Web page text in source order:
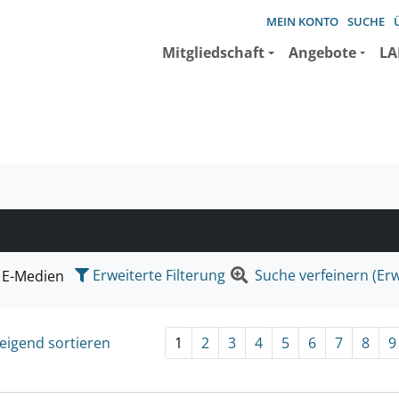
MEIN KONTO SUCHE
Mitgliedschaft Angebote
suchen wollen.
E-Medien Erweiterte Filterung Suche verfeinern
sortieren 1 2 3 4 5 6 7 8 9